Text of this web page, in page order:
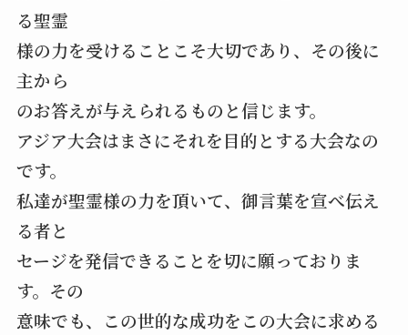
る聖霊
様の力を受けることこそ大切であり、その後に
主から
のお答えが与えられるものと信じます。
アジア大会はまさにそれを目的とする大会なの
です。
私達が聖霊様の力を頂いて、御言葉を宣べ伝え
る者と
セージを発信できることを切に願っておりま
す。その
意味でも、この世的な成功をこの大会に求める